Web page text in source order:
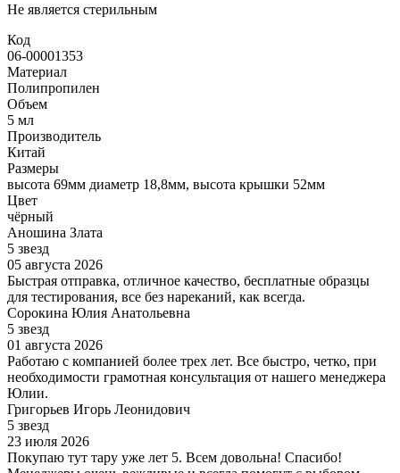
Не является стерильным
Код
06-00001353
Материал
Полипропилен
Объем
5 мл
Производитель
Китай
Размеры
высота 69мм диаметр 18,8мм, высота крышки 52мм
Цвет
чёрный
Аношина Злата
5 звезд
05 августа 2026
Быстрая отправка, отличное качество, бесплатные образцы
для тестирования, все без нареканий, как всегда.
Сорокина Юлия Анатольевна
5 звезд
01 августа 2026
Работаю с компанией более трех лет. Все быстро, четко, при
необходимости грамотная консультация от нашего менеджера
Юлии.
Григорьев Игорь Леонидович
5 звезд
23 июля 2026
Покупаю тут тару уже лет 5. Всем довольна! Спасибо!